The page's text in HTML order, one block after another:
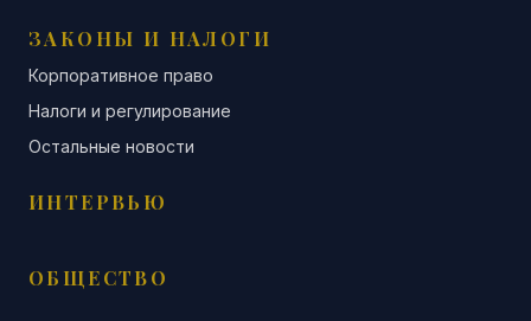
ЗАКОНЫ И НАЛОГИ
Корпоративное право
Налоги и регулирование
Остальные новости
ИНТЕРВЬЮ
ОБЩЕСТВО